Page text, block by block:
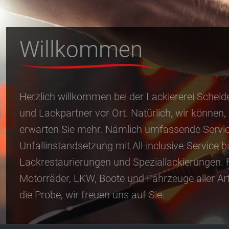
Willkommen
Herzlich willkommen bei der Lackiererei
und Lackpartner vor Ort. Natürlich, wir
erwarten Sie mehr. Nämlich umfassende
Unfallinstandsetzung mit All-inclusive-Service
Lackrestaurierungen und Speziallackierungen.
Motorräder, LKW, Boote und Fahrzeuge aller
die Probe, wir freuen uns auf Sie.